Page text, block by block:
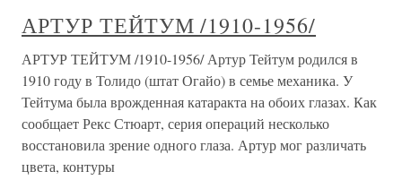
АРТУР ТЕЙТУМ /1910-1956/
АРТУР ТЕЙТУМ /1910-1956/ Артур Тейтум родился в
1910 году в Толидо (штат Огайо) в семье механика. У
Тейтума была врожденная катаракта на обоих глазах. Как
сообщает Рекс Стюарт, серия операций несколько
восстановила зрение одного глаза. Артур мог различать
цвета, контуры